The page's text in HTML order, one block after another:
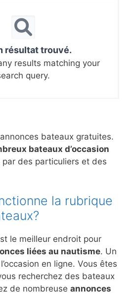
résultat trouvé.
results matching your
query.
bateaux gratuites.
bateaux d’occasion
par des particuliers et des
la rubrique
le meilleur endroit pour
liées au nautisme. Un
en ligne. Vous êtes
recherchez des bateaux
de nombreuse annonces